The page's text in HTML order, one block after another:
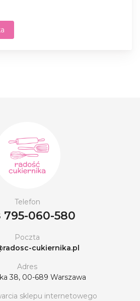
Telefon
795-060-580
Poczta
cukiernika.pl
Adres
38, 00-689 Warszawa
sklepu internetowego